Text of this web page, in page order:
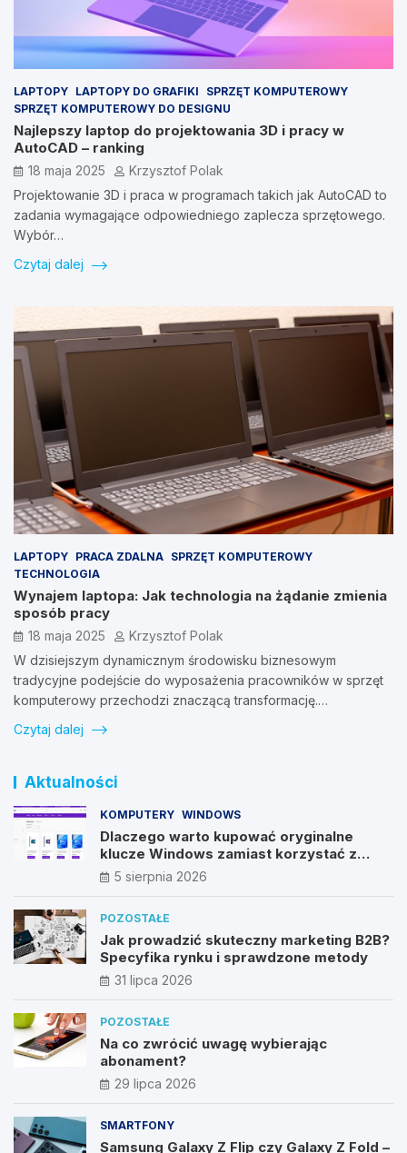
LAPTOPY LAPTOPY DO GRAFIKI
SPRZĘT KOMPUTEROWY
SPRZĘT KOMPUTEROWY DO DESIGNU
Najlepszy laptop do projektowania 3D i pracy w
AutoCAD – ranking
18 maja 2025
Krzysztof Polak
Projektowanie 3D i praca w programach takich jak AutoCAD to
zadania wymagające odpowiedniego zaplecza sprzętowego.
Wybór…
Czytaj dalej
LAPTOPY PRACA ZDALNA SPRZĘT KOMPUTEROWY
TECHNOLOGIA
Wynajem laptopa: Jak technologia na żądanie zmienia
sposób pracy
18 maja 2025
Krzysztof Polak
W dzisiejszym dynamicznym środowisku biznesowym
tradycyjne podejście do wyposażenia pracowników w sprzęt
komputerowy przechodzi znaczącą transformację.…
Czytaj dalej
Aktualności
KOMPUTERY WINDOWS
Dlaczego warto kupować oryginalne
klucze Windows zamiast korzystać z
nieautoryzowanych źródeł?
5 sierpnia 2026
POZOSTAŁE
Jak prowadzić skuteczny marketing B2B?
Specyfika rynku i sprawdzone metody
31 lipca 2026
POZOSTAŁE
Na co zwrócić uwagę wybierając
abonament?
29 lipca 2026
SMARTFONY
Samsung Galaxy Z Flip czy Galaxy Z Fold –